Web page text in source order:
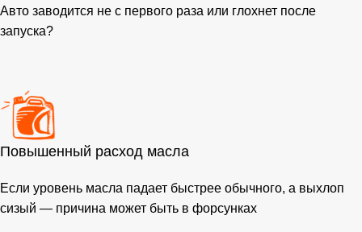
Авто заводится не с первого раза или глохнет после
запуска?
Повышенный расход масла
Если уровень масла падает быстрее обычного, а выхлоп
сизый — причина может быть в форсунках